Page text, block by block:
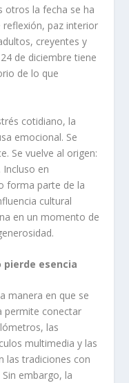
otros la fecha se ha
paz interior
creyentes y
de diciembre tiene
de lo que
cotidiano, la
emocional. Se
Se vuelve al origen:
en
forma parte de la
cultural
en un momento de
pierde esencia
manera en que se
permite conectar
las
multimedia y las
las tradiciones con
embargo, la